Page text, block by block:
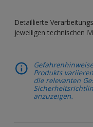
Detaillierte
jeweiligen technischen
Produkts
die relevanten
anzuzeigen.